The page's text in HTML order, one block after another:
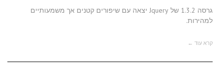
גרסה 1.3.2 של Jquery יצאה עם שיפורים קטנים אך משמעותיים
למהירות.
קרא עוד ←